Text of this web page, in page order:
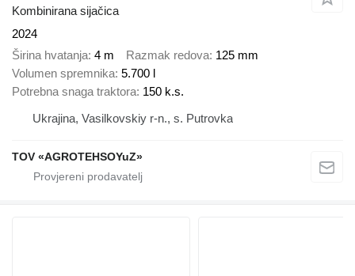
Kombinirana sijačica
2024
Širina hvatanja 4 m Razmak redova 125 mm
Volumen spremnika 5.700 l
Potrebna snaga traktora 150 k.s.
Ukrajina, Vasilkovskiy r-n., s. Putrovka
TOV «AGROTEHSOYuZ»